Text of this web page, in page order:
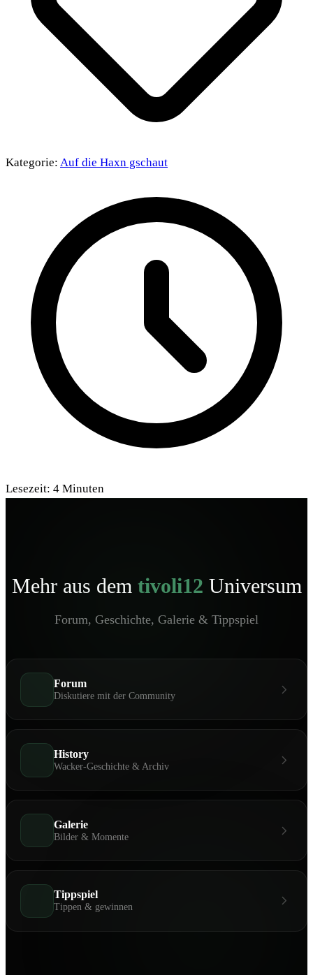
Kategorie: Auf die Haxn gschaut
Lesezeit: 4 Minuten
Mehr aus dem tivoli12 Universum
Forum, Geschichte, Galerie & Tippspiel
Forum
Diskutiere mit der Community
History
Wacker-Geschichte & Archiv
Galerie
Bilder & Momente
Tippspiel
Tippen & gewinnen